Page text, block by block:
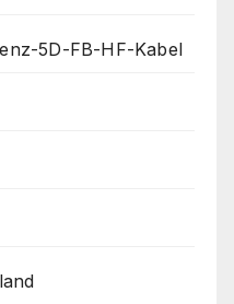
5D-FB-HF-Kabel